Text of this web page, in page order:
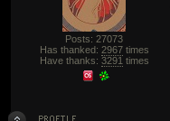
Posts: 27073
Has thanked: 2967times
Have thanks: 3291 times